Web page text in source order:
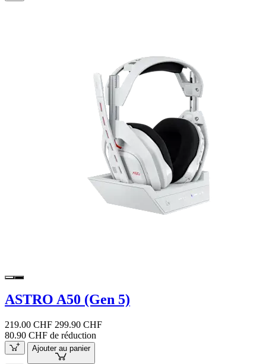
ASTRO A50 (Gen 5)
219.00 CHF 299.90 CHF
80.90 CHF de réduction
Ajouter au panier